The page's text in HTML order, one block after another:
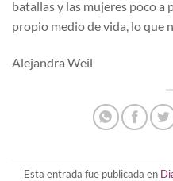
batallas y las mujeres poco a
propio medio de vida, lo que
Alejandra Weil
Esta entrada fue publicada en